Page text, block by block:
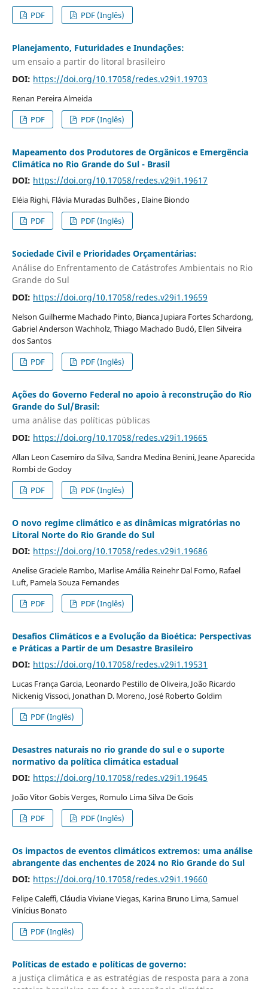
PDF
PDF (Inglês)
Planejamento, Futuridades e Inundações:
um ensaio a partir do litoral brasileiro
DOI: https://doi.org/10.17058/redes.v29i1.19703
Renan Pereira Almeida
PDF
PDF (Inglês)
Mapeamento dos Produtores de Orgânicos e Emergência
Climática no Rio Grande do Sul - Brasil
DOI: https://doi.org/10.17058/redes.v29i1.19617
Eléia Righi, Flávia Muradas Bulhões , Elaine Biondo
PDF
PDF (Inglês)
Sociedade Civil e Prioridades Orçamentárias:
Análise do Enfrentamento de Catástrofes Ambientais no Rio
Grande do Sul
DOI: https://doi.org/10.17058/redes.v29i1.19659
Nelson Guilherme Machado Pinto, Bianca Jupiara Fortes Schardong,
Gabriel Anderson Wachholz, Thiago Machado Budó, Ellen Silveira
dos Santos
PDF
PDF (Inglês)
Ações do Governo Federal no apoio à reconstrução do Rio
Grande do Sul/Brasil:
uma análise das políticas públicas
DOI: https://doi.org/10.17058/redes.v29i1.19665
Allan Leon Casemiro da Silva, Sandra Medina Benini, Jeane Aparecida
Rombi de Godoy
PDF
PDF (Inglês)
O novo regime climático e as dinâmicas migratórias no
Litoral Norte do Rio Grande do Sul
DOI: https://doi.org/10.17058/redes.v29i1.19686
Anelise Graciele Rambo, Marlise Amália Reinehr Dal Forno, Rafael
Luft, Pamela Souza Fernandes
PDF
PDF (Inglês)
Desafios Climáticos e a Evolução da Bioética: Perspectivas
e Práticas a Partir de um Desastre Brasileiro
DOI: https://doi.org/10.17058/redes.v29i1.19531
Lucas França Garcia, Leonardo Pestillo de Oliveira, João Ricardo
Nickenig Vissoci, Jonathan D. Moreno, José Roberto Goldim
PDF (Inglês)
Desastres naturais no rio grande do sul e o suporte
normativo da política climática estadual
DOI: https://doi.org/10.17058/redes.v29i1.19645
João Vitor Gobis Verges, Romulo Lima Silva De Gois
PDF
PDF (Inglês)
Os impactos de eventos climáticos extremos: uma análise
abrangente das enchentes de 2024 no Rio Grande do Sul
DOI: https://doi.org/10.17058/redes.v29i1.19660
Felipe Caleffi, Cláudia Viviane Viegas, Karina Bruno Lima, Samuel
Vinícius Bonato
PDF (Inglês)
Políticas de estado e políticas de governo:
a justiça climática e as estratégias de resposta para a zona